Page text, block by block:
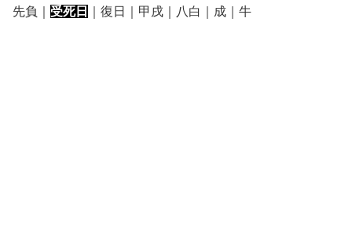
先負｜ 受死日 ｜復日｜甲戌｜八白｜成｜牛